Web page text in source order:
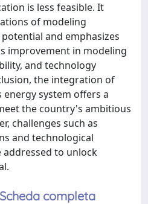
is less feasible. It
of modeling
and emphasizes
improvement in modeling
and technology
the integration of
system offers a
the country's ambitious
challenges such as
and technological
addressed to unlock
Scheda completa